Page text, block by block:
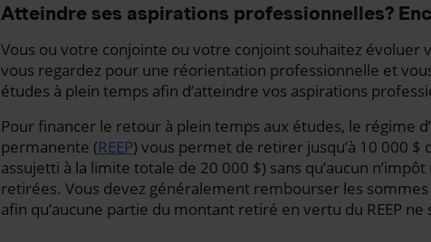
Atteindre ses aspirations professionnelles?
Vous ou votre conjointe ou votre conjoint souhaitez évoluer
vous regardez pour une réorientation professionnelle et
études à plein temps afin d’atteindre vos aspirations
Pour financer le retour à plein temps aux études, le régime
permanente (REEP) vous permet de retirer jusqu’à 10 000 $
assujetti à la limite totale de 20 000 $) sans qu’aucun
retirées. Vous devez généralement rembourser les
afin qu’aucune partie du montant retiré en vertu du REEP ne